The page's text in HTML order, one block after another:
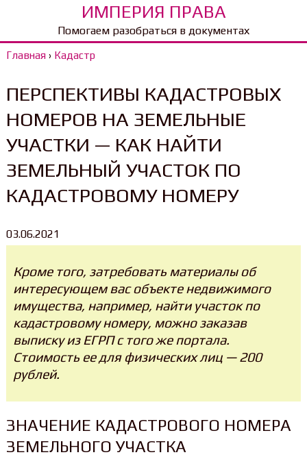
ИМПЕРИЯ ПРАВА
Помогаем разобраться в документах
Главная› Кадастр
ПЕРСПЕКТИВЫ КАДАСТРОВЫХ
НОМЕРОВ НА ЗЕМЕЛЬНЫЕ
УЧАСТКИ — КАК НАЙТИ
ЗЕМЕЛЬНЫЙ УЧАСТОК ПО
КАДАСТРОВОМУ НОМЕРУ
03.06.2021
Кроме того, затребовать материалы об
интересующем вас объекте недвижимого
имущества, например, найти участок по
кадастровому номеру, можно заказав
выписку из ЕГРП с того же портала.
Стоимость ее для физических лиц — 200
рублей.
ЗНАЧЕНИЕ КАДАСТРОВОГО НОМЕРА
ЗЕМЕЛЬНОГО УЧАСТКА